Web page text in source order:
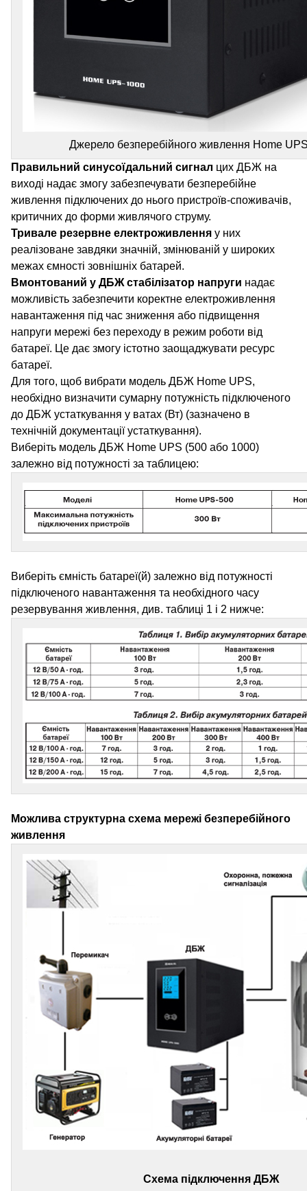
Джерело безперебійного живлення Home
Правильний синусоїдальний сигнал цих ДБЖ на
виході надає змогу забезпечувати безперебійне
живлення підключених до нього пристроїв-споживачів,
критичних до форми живлячого струму.
Тривале резервне електроживлення у них
реалізоване завдяки значній, змінюваній у широких
межах ємності зовнішніх батарей.
Вмонтований у ДБЖ стабілізатор напруги надає
можливість забезпечити коректне електроживлення
навантаження під час зниження або підвищення
напруги мережі без переходу в режим роботи від
батареї. Це дає змогу істотно заощаджувати ресурс
батареї.
Для того, щоб вибрати модель ДБЖ Home UPS,
необхідно визначити сумарну потужність підключеного
до ДБЖ устаткування у ватах (Вт) (зазначено в
технічній документації устаткування).
Виберіть модель ДБЖ Home UPS (500 або 1000)
залежно від потужності за таблицею:
Виберіть ємність батареї(й) залежно від потужності
підключеного навантаження та необхідного часу
резервування живлення, див. таблиці 1 і 2 нижче:
Можлива структурна схема мережі безперебійного
живлення
Схема підключення ДБЖ